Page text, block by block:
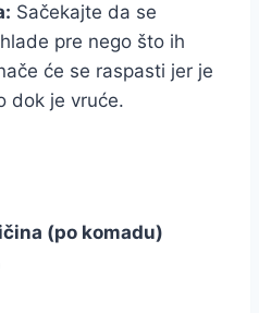
Sačekajte da se
pre nego što ih
će se raspasti jer je
dok je vruće.
(po komadu)